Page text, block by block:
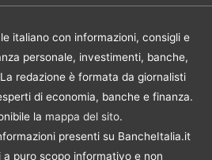
italiano con informazioni, consigli e
personale, investimenti, banche,
redazione è formata da giornalisti
di economia, banche e finanza.
la mappa del sito.
presenti su BancheItalia.it
a puro scopo informativo e non